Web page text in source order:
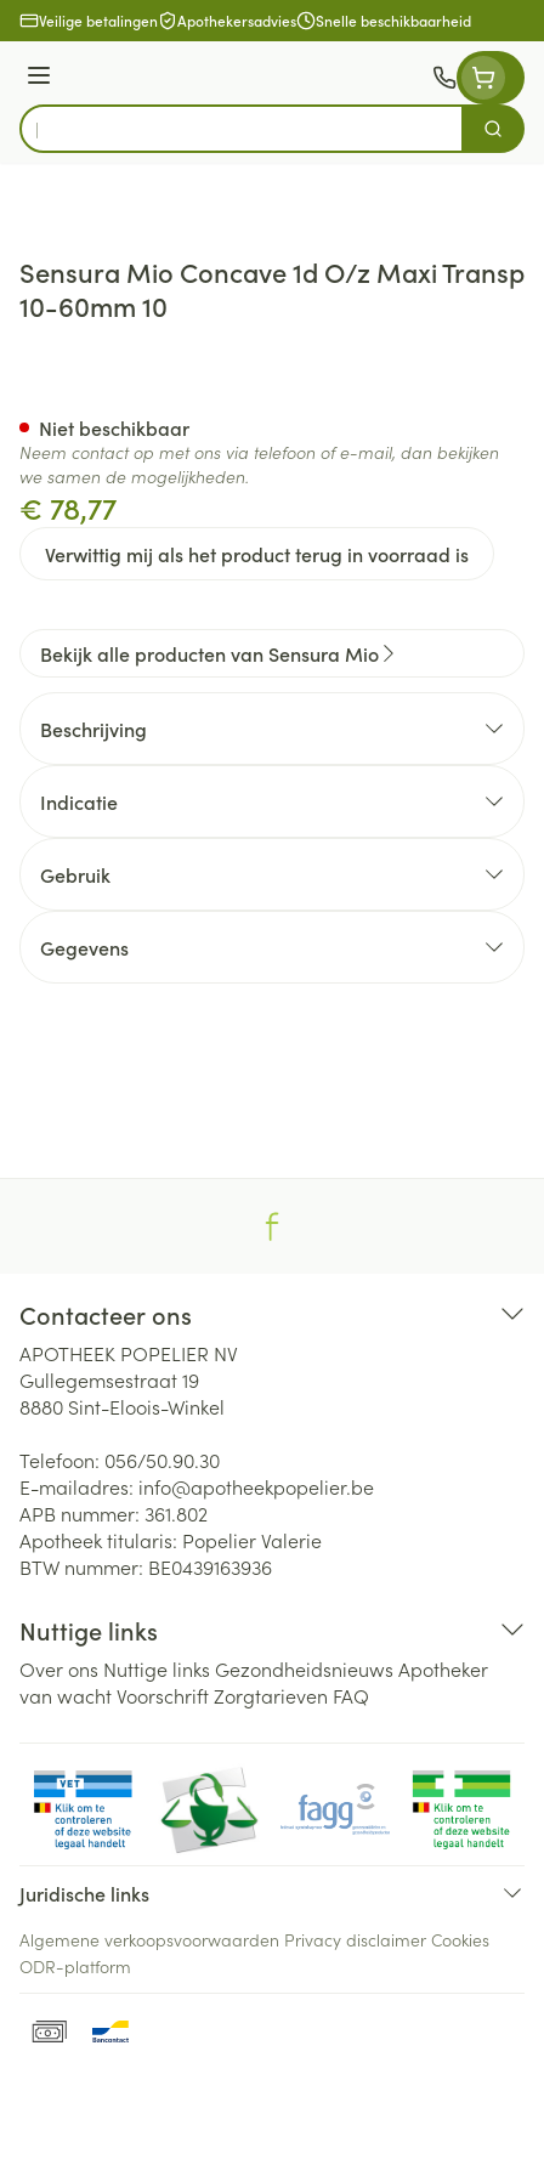
Ga naar de inhoud
Veilige betalingen Apothekersadvies Snelle beschikbaarheid
Menu
Product, merk, categorie...
Zoek
Sensura Mio Concave 1d O/z Maxi Transp
10-60mm 10
€ 78,77
Verwittig mij als het product terug in voorraad is
Niet beschikbaar
Neem contact op met ons via telefoon of e-mail, dan bekijken
we samen de mogelijkheden.
Bekijk alle producten van Sensura Mio
Beschrijving
Indicatie
Gebruik
Gegevens
Contacteer ons
APOTHEEK POPELIER NV
Gullegemsestraat 19
8880 Sint-Eloois-Winkel
Telefoon: 056/50.90.30
E-mailadres: info@apotheekpopelier.be
APB nummer: 361.802
Apotheek titularis: Popelier Valerie
BTW nummer: BE0439163936
Nuttige links
Over ons Nuttige links Gezondheidsnieuws Apotheker
van wachtVoorschriftZorgtarieven FAQ
Juridische links
Algemene verkoopsvoorwaarden Privacy disclaimer Cookies
ODR-platform